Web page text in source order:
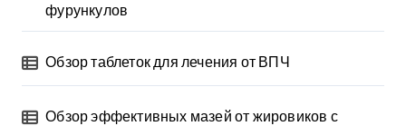
фурункулов
Обзор таблеток для лечения от ВПЧ
Обзор эффективных мазей от жировиков с